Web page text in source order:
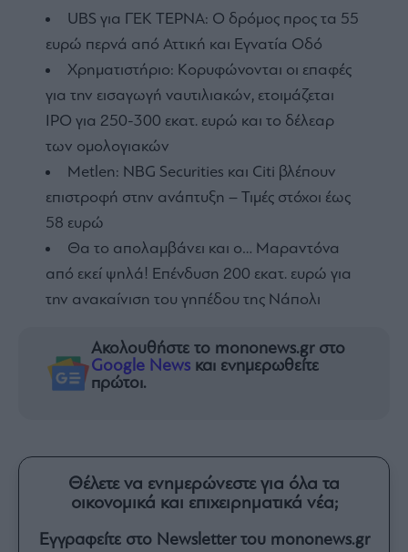
UBS για ΓΕΚ ΤΕΡΝΑ: Ο δρόμος προς τα 55
ευρώ περνά από Αττική και Εγνατία Οδό
Χρηματιστήριο: Κορυφώνονται οι επαφές
για την εισαγωγή ναυτιλιακών, ετοιμάζεται
IPO για 250-300 εκατ. ευρώ και το δέλεαρ
των ομολογιακών
Metlen: NBG Securities και Citi βλέπουν
επιστροφή στην ανάπτυξη – Τιμές στόχοι έως
58 ευρώ
Θα το απολαμβάνει και ο… Μαραντόνα
από εκεί ψηλά! Επένδυση 200 εκατ. ευρώ για
την ανακαίνιση του γηπέδου της Νάπολι
Ακολουθήστε το mononews.gr στο
Google News και ενημερωθείτε
πρώτοι.
Θέλετε να ενημερώνεστε για όλα τα
οικονομικά και επιχειρηματικά νέα;
Εγγραφείτε στο Newsletter του mononews.gr